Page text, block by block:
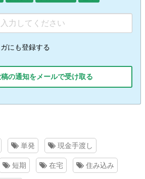
にも登録する
の通知をメールで受け取る
単発 現金手渡し
短期 在宅 住み込み